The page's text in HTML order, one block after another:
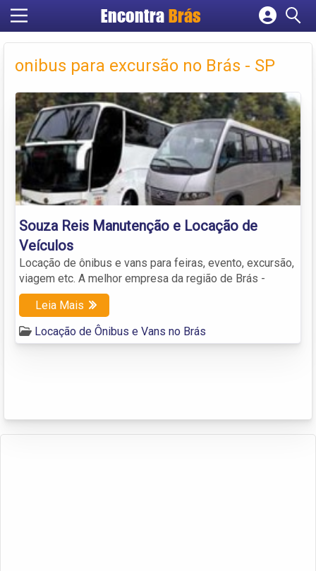
Encontra Brás
Cadastrar empresa
Fazer login
Criar conta
onibus para excursão no Brás - SP
Souza Reis Manutenção e Locação de
Veículos
Locação de ônibus e vans para feiras, evento, excursão,
viagem etc. A melhor empresa da região de Brás -
Leia Mais
Locação de Ônibus e Vans no Brás